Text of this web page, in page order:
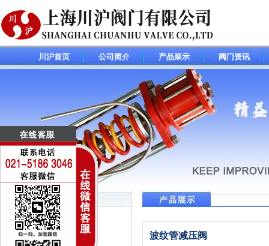
川沪首页 公司简介 产品展示 阀门资讯
调节阀(控制阀)系列
电动调节阀
波纹管减压阀